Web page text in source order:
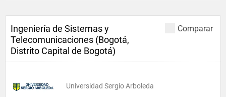
Comparar
Ingeniería de Sistemas y
Telecomunicaciones (Bogotá,
Distrito Capital de Bogotá)
Universidad Sergio Arboleda